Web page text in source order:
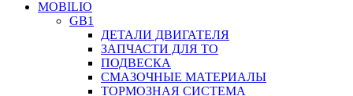
MOBILIO
GB1
ДЕТАЛИ ДВИГАТЕЛЯ
ЗАПЧАСТИ ДЛЯ ТО
ПОДВЕСКА
СМАЗОЧНЫЕ МАТЕРИАЛЫ
ТОРМОЗНАЯ СИСТЕМА